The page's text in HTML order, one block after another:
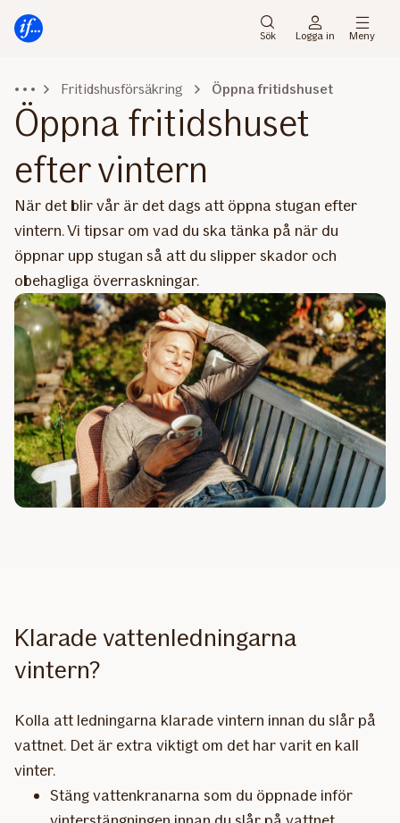
direkt
huvudmenyn
direkt
innehåll
Sök Logga in Meny
Fritidshusförsäkring Öppna fritidshuset
Öppna fritidshuset
efter vintern
När det blir vår är det dags att öppna stugan efter
vintern. Vi tipsar om vad du ska tänka på när du
öppnar upp stugan så att du slipper skador och
obehagliga överraskningar.
Klarade vattenledningarna
vintern?
Kolla att ledningarna klarade vintern innan du slår på
vattnet. Det är extra viktigt om det har varit en kall
vinter.
Stäng vattenkranarna som du öppnade inför